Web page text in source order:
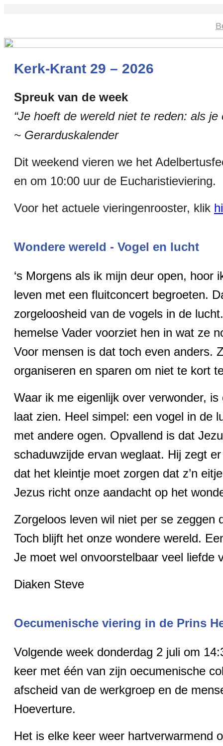
Kerk-Krant 29 – 2026
Spreuk van de week
“Je hoeft de wereld niet te reden: als
~ Gerarduskalender
Dit weekend vieren we het
en om 10:00 uur de Eucharistieviering.
Voor het actuele vieringenrooster, klik
Wondere wereld - Vogel en lucht
‘s Morgens als ik mijn deur open,
leven met een fluitconcert begroeten.
zorgeloosheid van de vogels in de
hemelse Vader voorziet hen in wat ze
Voor mensen is dat toch even anders.
organiseren en sparen om niet te kort
Waar ik me eigenlijk over verwonder,
laat zien. Heel simpel: een vogel in de
met andere ogen. Opvallend is dat
schaduwzijde ervan weglaat. Hij zegt
dat het kleintje moet zorgen dat z’n
Jezus richt onze aandacht op het
Zorgeloos leven wil niet per se zeggen
Toch blijft het onze wondere wereld.
Je moet wel onvoorstelbaar veel liefde
Diaken Steve
Oecumenische viering in de Prins
Volgende week donderdag 2 juli om
keer met één van zijn oecumenische
afscheid van de werkgroep en de
Hoeverture.
Het is elke keer weer hartverwarmend